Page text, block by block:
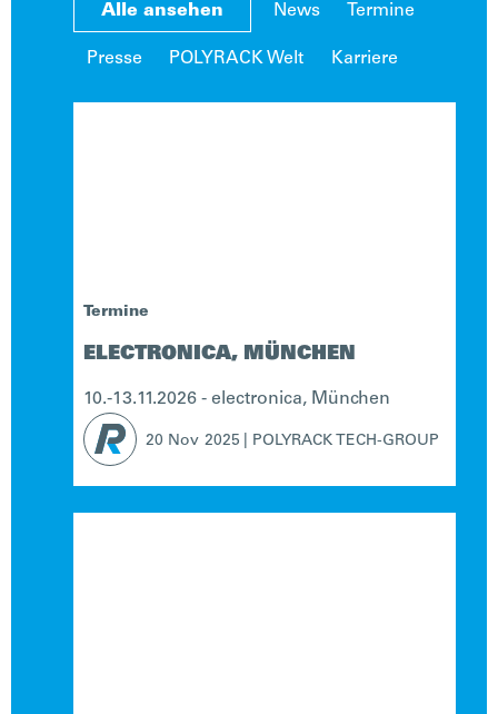
Alle ansehen News Termine
Presse POLYRACK Welt Karriere
Termine
ELECTRONICA, MÜNCHEN
10.-13.11.2026 - electronica, München
20 Nov 2025 POLYRACK TECH-GROUP